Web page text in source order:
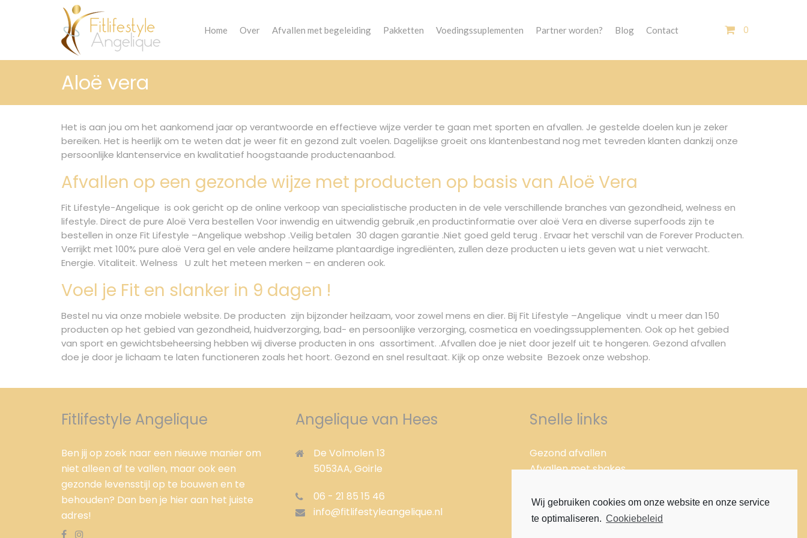
Wij gebruiken cookies om onze website en onze service
te optimaliseren. Cookiebeleid
Home Over Afvallen met begeleiding Pakketten Voedingssuplementen Partner worden? Blog Contact 0
Aloë vera
Het is aan jou om het aankomend jaar op verantwoorde en effectieve wijze verder te gaan met sporten en afvallen. Je gestelde doelen kun je zeker
bereiken. Het is heerlijk om te weten dat je weer fit en gezond zult voelen. Dagelijkse groeit ons klantenbestand nog met tevreden klanten dankzij onze
persoonlijke klantenservice en kwalitatief hoogstaande productenaanbod.
Afvallen op een gezonde wijze met producten op basis van Aloë Vera
Fit Lifestyle-Angelique is ook gericht op de online verkoop van specialistische producten in de vele verschillende branches van gezondheid, welness en
lifestyle. Direct de pure Aloë Vera bestellen Voor inwendig en uitwendig gebruik ,en productinformatie over aloë Vera en diverse superfoods zijn te
bestellen in onze Fit Lifestyle –Angelique webshop .Veilig betalen 30 dagen garantie .Niet goed geld terug . Ervaar het verschil van de Forever Producten.
Verrijkt met 100% pure aloë Vera gel en vele andere heilzame plantaardige ingrediënten, zullen deze producten u iets geven wat u niet verwacht.
Energie. Vitaliteit. Welness U zult het meteen merken – en anderen ook.
Voel je Fit en slanker in 9 dagen !
Bestel nu via onze mobiele website. De producten zijn bijzonder heilzaam, voor zowel mens en dier. Bij Fit Lifestyle –Angelique vindt u meer dan 150
producten op het gebied van gezondheid, huidverzorging, bad- en persoonlijke verzorging, cosmetica en voedingssupplementen. Ook op het gebied
van sport en gewichtsbeheersing hebben wij diverse producten in ons assortiment. .Afvallen doe je niet door jezelf uit te hongeren. Gezond afvallen
doe je door je lichaam te laten functioneren zoals het hoort. Gezond en snel resultaat. Kijk op onze website Bezoek onze webshop.
Fitlifestyle Angelique
Ben jij op zoek naar een nieuwe manier om
niet alleen af te vallen, maar ook een
gezonde levensstijl op te bouwen en te
behouden? Dan ben je hier aan het juiste
adres!
Angelique van Hees
De Volmolen 13
5053AA,Goirle
06 - 21 85 15 46
info@fitlifestyleangelique.nl
Snelle links
Gezond afvallen
Afvallen met shakes
Proteïne dieet
Aloë vera